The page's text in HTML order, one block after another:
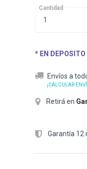
Cantidad
* EN DEPOSITO
Envíos a
¡CALCULAR
Retirá en
Garantía 12